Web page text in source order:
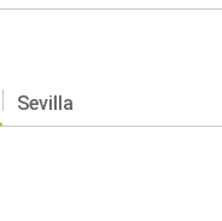
Sevilla